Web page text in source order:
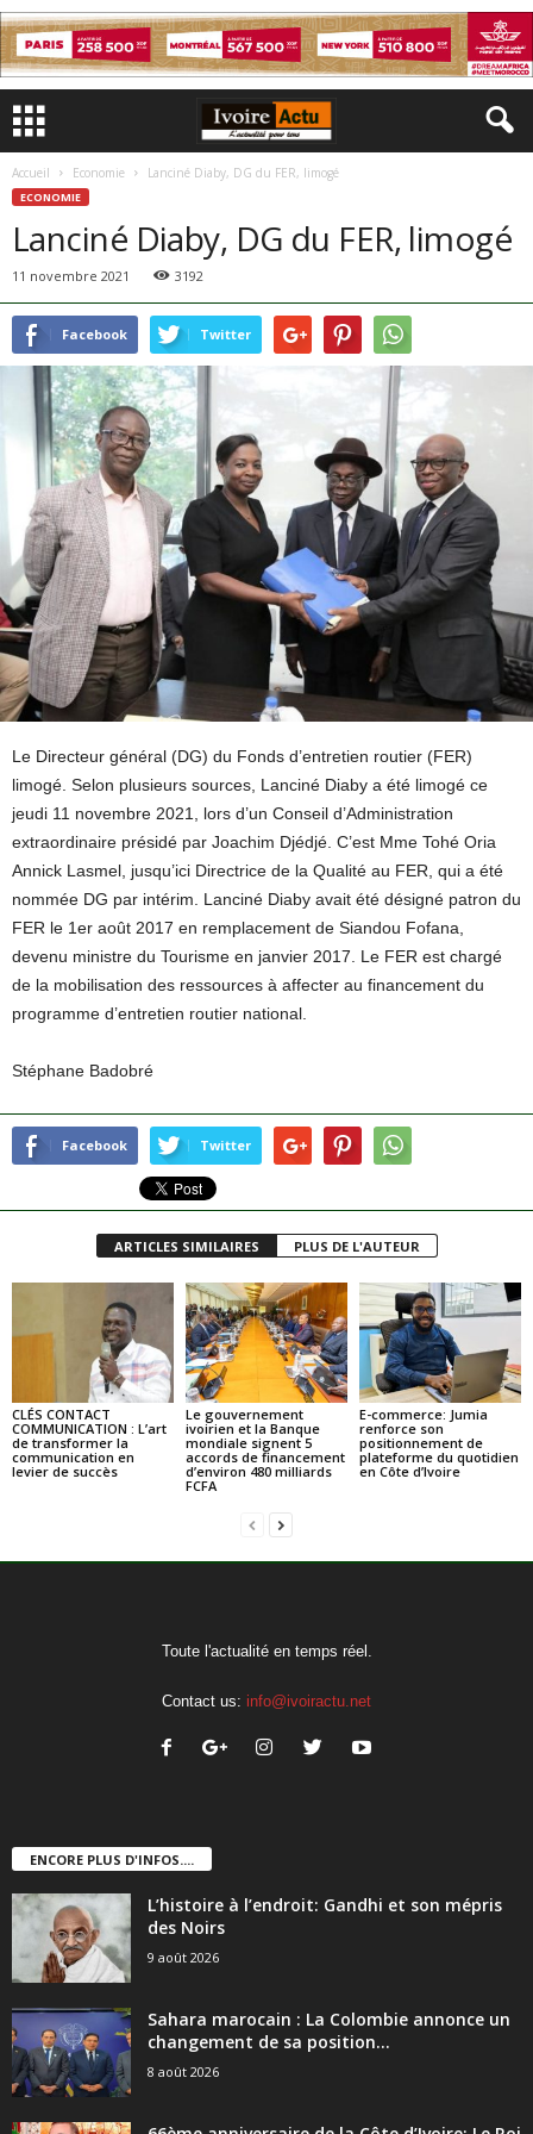
Accueil Economie Lanciné Diaby, DG du FER, limogé
ECONOMIE
Lanciné Diaby, DG du FER, limogé
11 novembre 2021 3192
Facebook Twitter
Le Directeur général (DG) du Fonds d’entretien routier (FER)
limogé. Selon plusieurs sources, Lanciné Diaby a été limogé ce
jeudi 11 novembre 2021, lors d’un Conseil d’Administration
extraordinaire présidé par Joachim Djédjé. C’est Mme Tohé Oria
Annick Lasmel, jusqu’ici Directrice de la Qualité au FER, qui a été
nommée DG par intérim. Lanciné Diaby avait été désigné patron du
FER le 1er août 2017 en remplacement de Siandou Fofana,
devenu ministre du Tourisme en janvier 2017. Le FER est chargé
de la mobilisation des ressources à affecter au financement du
programme d’entretien routier national.
Stéphane Badobré
Facebook Twitter
ARTICLES SIMILAIRES PLUS DE L'AUTEUR
CLÉS CONTACT
COMMUNICATION : L’art
de transformer la
communication en
levier de succès
Le gouvernement
ivoirien et la Banque
mondiale signent 5
accords de financement
d’environ 480 milliards
FCFA
E-commerce: Jumia
renforce son
positionnement de
plateforme du quotidien
en Côte d’Ivoire
Toute l'actualité en temps réel.
Contact us: info@ivoiractu.net
ENCORE PLUS D'INFOS....
L’histoire à l’endroit: Gandhi et son mépris
des Noirs
9 août 2026
Sahara marocain : La Colombie annonce un
changement de sa position...
8 août 2026